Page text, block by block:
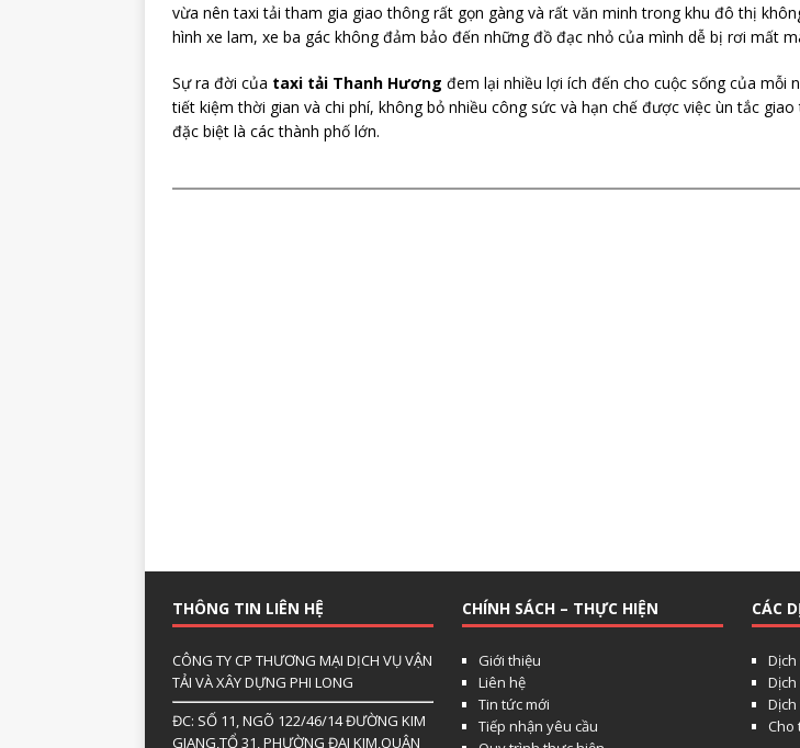
vừa nên taxi tải tham gia giao thông rất gọn gàng và rất văn minh trong khu đô thị
hình xe lam, xe ba gác không đảm bảo đến những đồ đạc nhỏ của mình dễ bị rơi mất
Sự ra đời của taxi tải Thanh Hương đem lại nhiều lợi ích đến cho cuộc sống của mỗi
tiết kiệm thời gian và chi phí, không bỏ nhiều công sức và hạn chế được việc ùn tắc
đặc biệt là các thành phố lớn.
THÔNG TIN LIÊN HỆ
CÔNG TY CP THƯƠNG MẠI DỊCH VỤ VẬN
TẢI VÀ XÂY DỰNG PHI LONG
ĐC: SỐ 11, NGÕ 122/46/14 ĐƯỜNG KIM
GIANG,TỔ 31, PHƯỜNG ĐẠI KIM,QUẬN
CHÍNH SÁCH – THỰC HIỆN
Giới thiệu
Liên hệ
Tin tức mới
Tiếp nhận yêu cầu
CÁC
Cho